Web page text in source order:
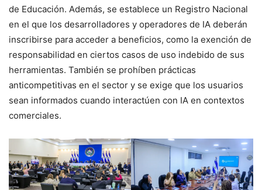
de Educación. Además, se establece un Registro Nacional
en el que los desarrolladores y operadores de IA deberán
inscribirse para acceder a beneficios, como la exención de
responsabilidad en ciertos casos de uso indebido de sus
herramientas. También se prohíben prácticas
anticompetitivas en el sector y se exige que los usuarios
sean informados cuando interactúen con IA en contextos
comerciales.